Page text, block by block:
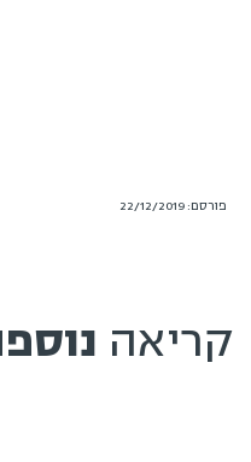
פורסם: 22/12/2019
קריאה